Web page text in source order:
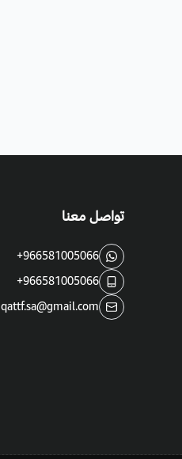
تواصل معنا
+966581005066
+966581005066
qattf.sa@gmail.com